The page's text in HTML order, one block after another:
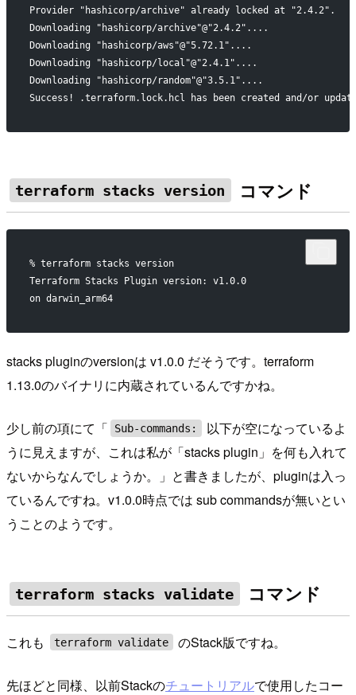
Provider "hashicorp/archive" already locked at "2.4.2".
Downloading "hashicorp/archive"@"2.4.2"....
Downloading "hashicorp/aws"@"5.72.1"....
Downloading "hashicorp/local"@"2.4.1"....
Downloading "hashicorp/random"@"3.5.1"....
Success! .terraform.lock.hcl has been created and/or
terraform stacks version コマンド
% terraform stacks version
Terraform Stacks Plugin version: v1.0.0
on darwin_arm64
stacks pluginのversionは v1.0.0 だそうです。terraform
1.13.0のバイナリに内蔵されているんですかね。
少し前の項にて「 Sub-commands:
以下が空になっているよ
うに見えますが、これは私が「stacks plugin」を何も入れて
ないからなんでしょうか。」と書きましたが、pluginは入っ
ているんですね。v1.0.0時点では sub commandsが無いとい
うことのようです。
terraform stacks validate コマンド
これも terraform validate のStack版ですね。
先ほどと同様、以前Stackのチュートリアルで使用したコー